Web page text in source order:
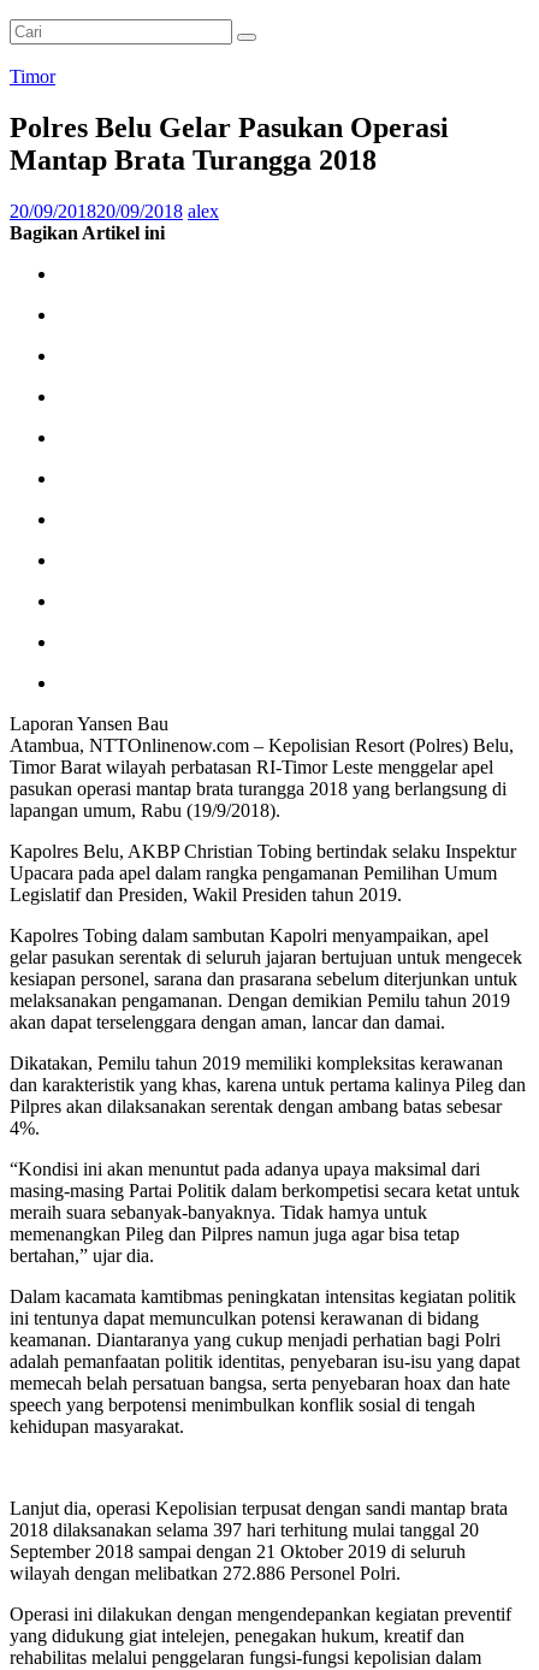
Timor
Polres Belu Gelar Pasukan Operasi
Mantap Brata Turangga 2018
20/09/201820/09/2018 alex
Bagikan Artikel ini
Laporan Yansen Bau
Atambua, NTTOnlinenow.com – Kepolisian Resort (Polres) Belu,
Timor Barat wilayah perbatasan RI-Timor Leste menggelar apel
pasukan operasi mantap brata turangga 2018 yang berlangsung di
lapangan umum, Rabu (19/9/2018).
Kapolres Belu, AKBP Christian Tobing bertindak selaku Inspektur
Upacara pada apel dalam rangka pengamanan Pemilihan Umum
Legislatif dan Presiden, Wakil Presiden tahun 2019.
Kapolres Tobing dalam sambutan Kapolri menyampaikan, apel
gelar pasukan serentak di seluruh jajaran bertujuan untuk mengecek
kesiapan personel, sarana dan prasarana sebelum diterjunkan untuk
melaksanakan pengamanan. Dengan demikian Pemilu tahun 2019
akan dapat terselenggara dengan aman, lancar dan damai.
Dikatakan, Pemilu tahun 2019 memiliki kompleksitas kerawanan
dan karakteristik yang khas, karena untuk pertama kalinya Pileg dan
Pilpres akan dilaksanakan serentak dengan ambang batas sebesar
4%.
“Kondisi ini akan menuntut pada adanya upaya maksimal dari
masing-masing Partai Politik dalam berkompetisi secara ketat untuk
meraih suara sebanyak-banyaknya. Tidak hamya untuk
memenangkan Pileg dan Pilpres namun juga agar bisa tetap
bertahan,” ujar dia.
Dalam kacamata kamtibmas peningkatan intensitas kegiatan politik
ini tentunya dapat memunculkan potensi kerawanan di bidang
keamanan. Diantaranya yang cukup menjadi perhatian bagi Polri
adalah pemanfaatan politik identitas, penyebaran isu-isu yang dapat
memecah belah persatuan bangsa, serta penyebaran hoax dan hate
speech yang berpotensi menimbulkan konflik sosial di tengah
kehidupan masyarakat.
Lanjut dia, operasi Kepolisian terpusat dengan sandi mantap brata
2018 dilaksanakan selama 397 hari terhitung mulai tanggal 20
September 2018 sampai dengan 21 Oktober 2019 di seluruh
wilayah dengan melibatkan 272.886 Personel Polri.
Operasi ini dilakukan dengan mengendepankan kegiatan preventif
yang didukung giat intelejen, penegakan hukum, kreatif dan
rehabilitas melalui penggelaran fungsi-fungsi kepolisian dalam